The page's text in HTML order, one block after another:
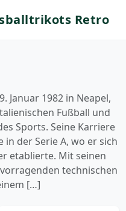
Retro
Januar 1982 in Neapel,
Fußball und
Sports. Seine Karriere
in der Serie A, wo er sich
etablierte. Mit seinen
technischen
[…]